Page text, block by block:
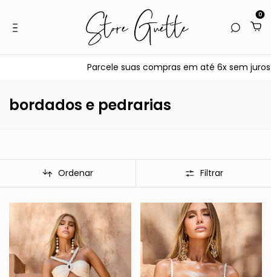
0
Parcele suas compras em até 6x sem juros no cartão
bordados e pedrarias
Ordenar Filtrar